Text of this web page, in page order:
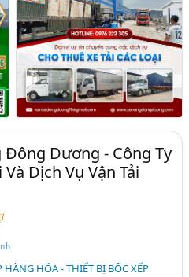
Đông Dương - Công Ty
Dịch Vụ Vận Tải
HÀNG HÓA - THIẾT BỊ BỐC XẾP